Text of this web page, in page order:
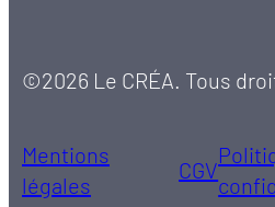
©2026 Le CRÉA. Tous
Mentions
légales
CGV